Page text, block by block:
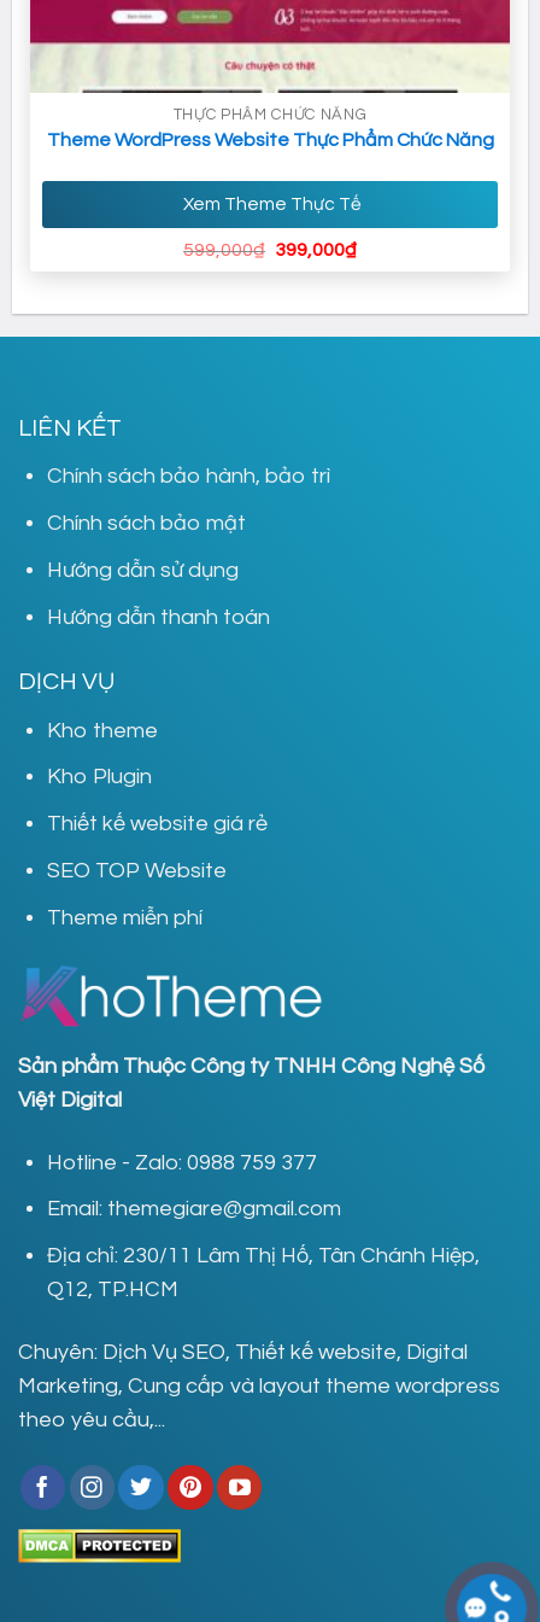
THỰC PHẨM CHỨC NĂNG
Theme WordPress Website Thực Phẩm Chức Năng
Xem Theme Thực Tế
599,000₫ Giá
399,000₫Giá
399,000₫.
LIÊN KẾT
Chính sách bảo hành, bảo trì
Chính sách bảo mật
Hướng dẫn sử dụng
Hướng dẫn thanh toán
DỊCH VỤ
Kho theme
Kho Plugin
Thiết kế website giá rẻ
SEO TOP Website
Theme miễn phí
Sản phẩm Thuộc Công ty TNHH Công Nghệ Số
Việt Digital
Hotline - Zalo: 0988 759 377
Email: themegiare@gmail.com
Địa chỉ: 230/11 Lâm Thị Hố, Tân Chánh Hiệp,
Q12, TP.HCM
Chuyên: Dịch Vụ SEO, Thiết kế website, Digital
Marketing, Cung cấp và layout theme wordpress
theo yêu cầu,...